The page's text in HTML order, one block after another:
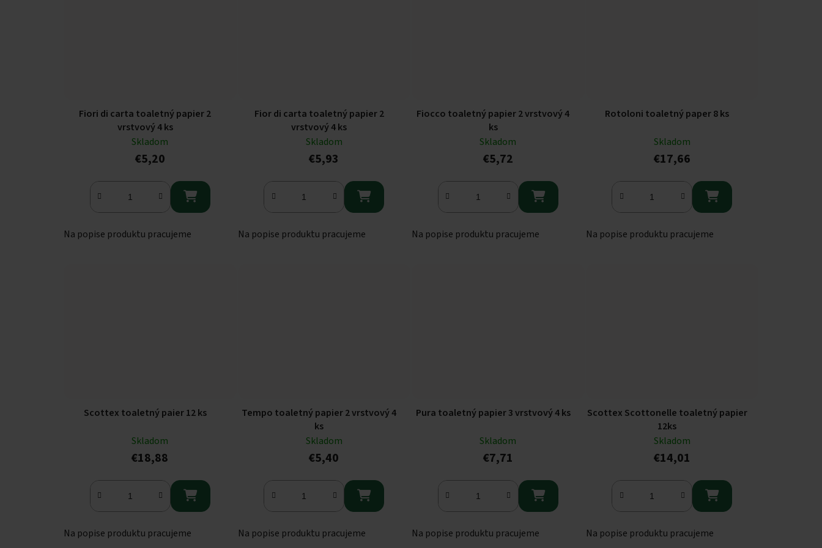
Fiori di carta toaletný papier 2
vrstvový 4 ks
Skladom
€5,20

Na popise produktu pracujeme
Fior di carta toaletný papier 2
vrstvový 4 ks
Skladom
€5,93

Na popise produktu pracujeme
Fiocco toaletný papier 2 vrstvový 4
ks
Skladom
€5,72

Na popise produktu pracujeme
Rotoloni toaletný paper 8 ks
Skladom
€17,66

Na popise produktu pracujeme
Scottex toaletný paier 12 ks
Skladom
€18,88

Na popise produktu pracujeme
Tempo toaletný papier 2 vrstvový 4
ks
Skladom
€5,40

Na popise produktu pracujeme
Pura toaletný papier 3 vrstvový 4 ks
Skladom
€7,71

Na popise produktu pracujeme
Scottex Scottonelle toaletný papier
12ks
Skladom
€14,01

Na popise produktu pracujeme